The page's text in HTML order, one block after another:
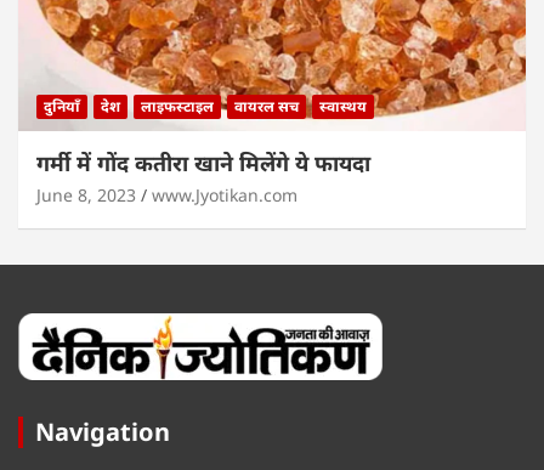
दुनियाँ देश लाइफस्टाइल वायरल सच स्वास्थय
गर्मी में गोंद कतीरा खाने मिलेंगे ये फायदा
June 8, 2023 www.Jyotikan.com
Navigation